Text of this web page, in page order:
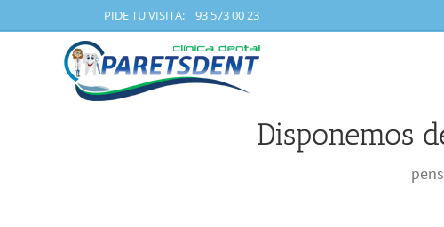
to
PIDE TU VISITA: 93 573 00 23
Disponemos